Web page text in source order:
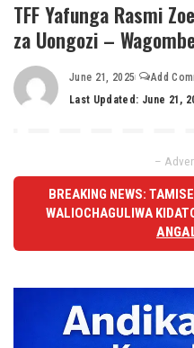
TFF Yafunga Rasmi
za Uongozi –
June 21, 2025
Add
Last Updated: June 21,
–
BREAKING NEWS:
WALIOCHAGULIWA